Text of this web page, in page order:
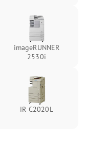
imageRUNNER
2530i
iR C2020L